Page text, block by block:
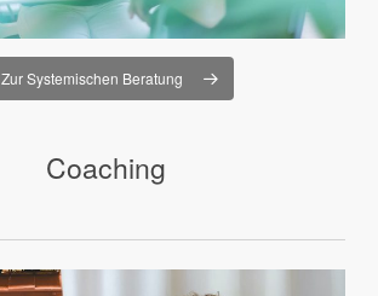
Zur Systemischen Beratung
Coaching